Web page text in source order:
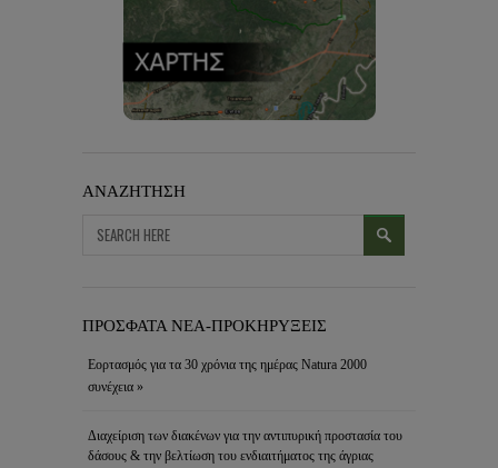
ΑΝΑΖΗΤΗΣΗ
ΠΡΟΣΦΑΤΑ ΝΕΑ-ΠΡΟΚΗΡΥΞΕΙΣ
Εορτασμός για τα 30 χρόνια της ημέρας Natura 2000
συνέχεια »
Διαχείριση των διακένων για την αντιπυρική προστασία του
δάσους & την βελτίωση του ενδιαιτήματος της άγριας